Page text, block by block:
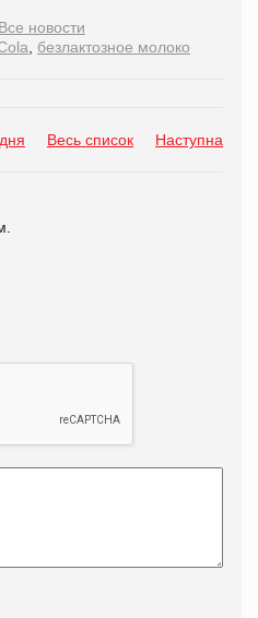
Все новости
безлактозное молоко
Весь список Наступна